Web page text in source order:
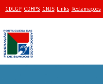
CDLGP CDHPS CNJS Links Reclamações